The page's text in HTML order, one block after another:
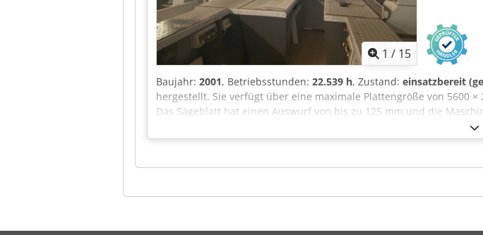
1 / 15
Baujahr: 2001, Betriebsstunden: 22.539 h, Zustand: einsatzbereit
hergestellt. Sie verfügt über eine maximale Plattengröße von 5600
Das Sägeblatt hat einen Auswurf von bis zu 125 mm und die
Mit einer Hubkapazität von 10 Tonnen und einer maximalen
11/56/22 Plattensäge zu erwerben. Kontaktieren Sie uns für